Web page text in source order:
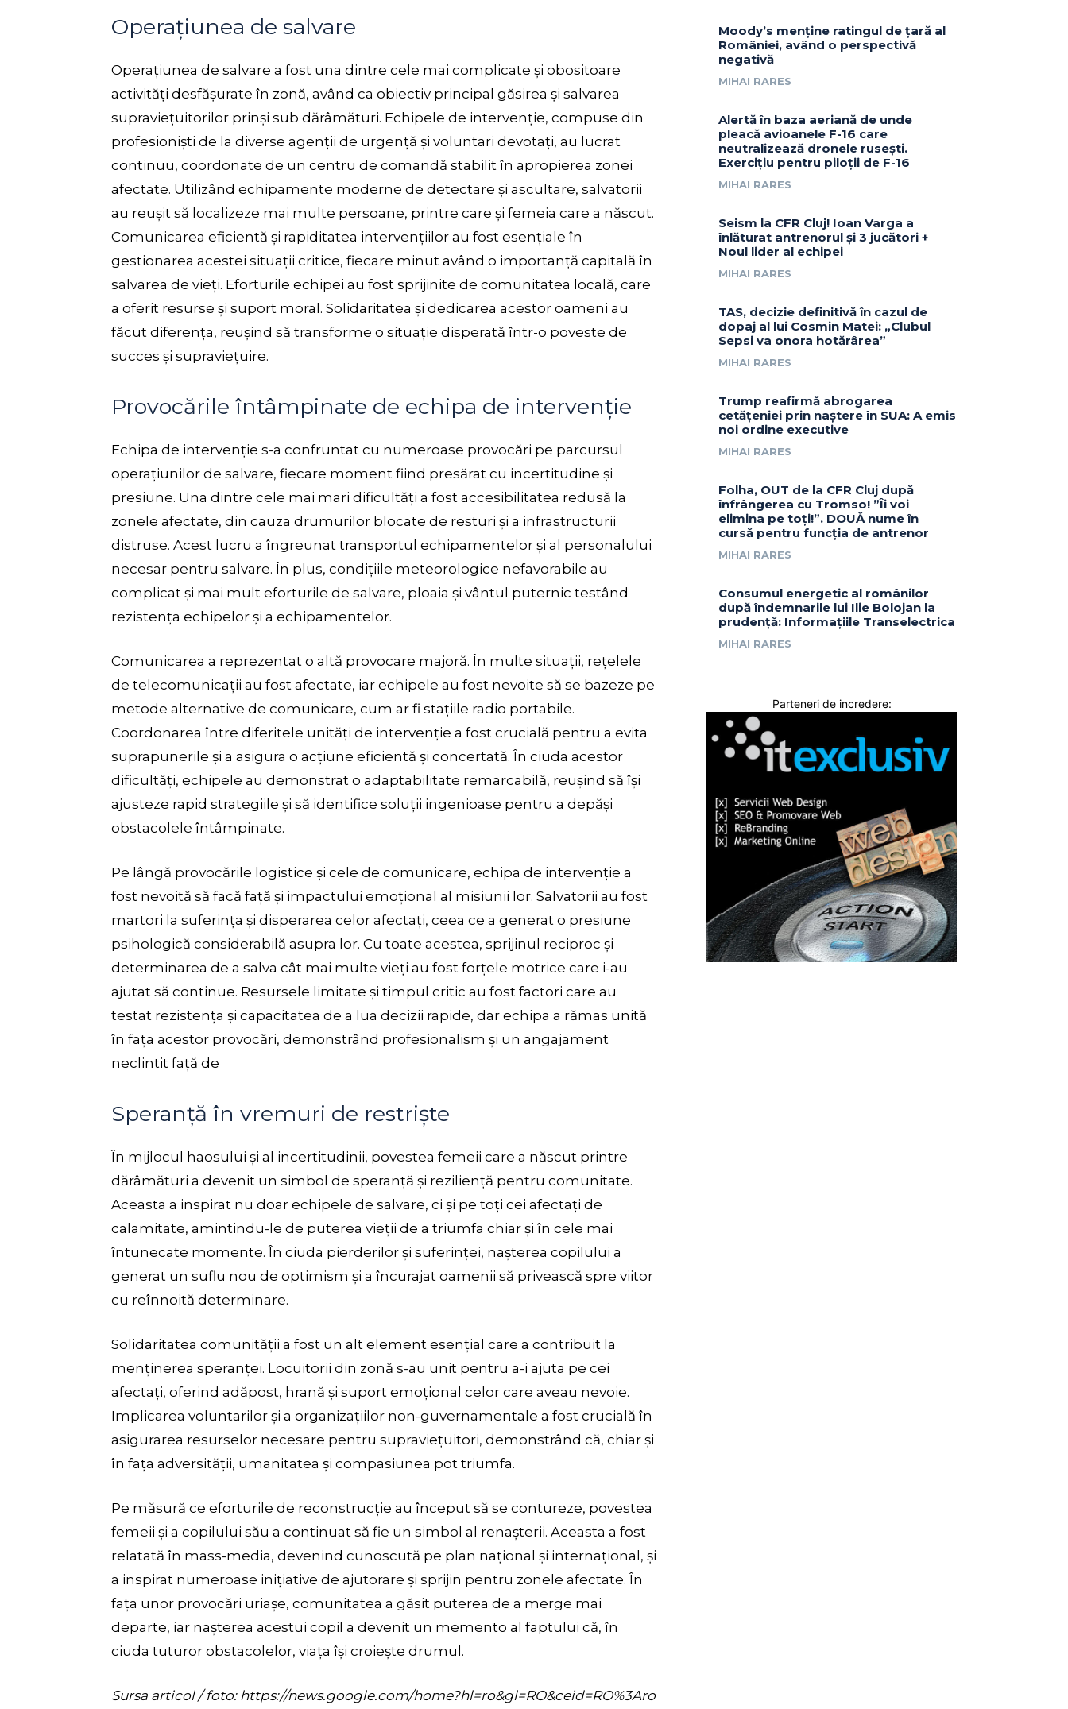
Operațiunea de salvare
Operațiunea de salvare a fost una dintre cele mai complicate și obositoare
activități desfășurate în zonă, având ca obiectiv principal găsirea și salvarea
supraviețuitorilor prinși sub dărâmături. Echipele de intervenție, compuse din
profesioniști de la diverse agenții de urgență și voluntari devotați, au lucrat
continuu, coordonate de un centru de comandă stabilit în apropierea zonei
afectate. Utilizând echipamente moderne de detectare și ascultare, salvatorii
au reușit să localizeze mai multe persoane, printre care și femeia care a născut.
Comunicarea eficientă și rapiditatea intervențiilor au fost esențiale în
gestionarea acestei situații critice, fiecare minut având o importanță capitală în
salvarea de vieți. Eforturile echipei au fost sprijinite de comunitatea locală, care
a oferit resurse și suport moral. Solidaritatea și dedicarea acestor oameni au
făcut diferența, reușind să transforme o situație disperată într-o poveste de
succes și supraviețuire.
Provocările întâmpinate de echipa de intervenție
Echipa de intervenție s-a confruntat cu numeroase provocări pe parcursul
operațiunilor de salvare, fiecare moment fiind presărat cu incertitudine și
presiune. Una dintre cele mai mari dificultăți a fost accesibilitatea redusă la
zonele afectate, din cauza drumurilor blocate de resturi și a infrastructurii
distruse. Acest lucru a îngreunat transportul echipamentelor și al personalului
necesar pentru salvare. În plus, condițiile meteorologice nefavorabile au
complicat și mai mult eforturile de salvare, ploaia și vântul puternic testând
rezistența echipelor și a echipamentelor.
Comunicarea a reprezentat o altă provocare majoră. În multe situații, rețelele
de telecomunicații au fost afectate, iar echipele au fost nevoite să se bazeze pe
metode alternative de comunicare, cum ar fi stațiile radio portabile.
Coordonarea între diferitele unități de intervenție a fost crucială pentru a evita
suprapunerile și a asigura o acțiune eficientă și concertată. În ciuda acestor
dificultăți, echipele au demonstrat o adaptabilitate remarcabilă, reușind să își
ajusteze rapid strategiile și să identifice soluții ingenioase pentru a depăși
obstacolele întâmpinate.
Pe lângă provocările logistice și cele de comunicare, echipa de intervenție a
fost nevoită să facă față și impactului emoțional al misiunii lor. Salvatorii au fost
martori la suferința și disperarea celor afectați, ceea ce a generat o presiune
psihologică considerabilă asupra lor. Cu toate acestea, sprijinul reciproc și
determinarea de a salva cât mai multe vieți au fost forțele motrice care i-au
ajutat să continue. Resursele limitate și timpul critic au fost factori care au
testat rezistența și capacitatea de a lua decizii rapide, dar echipa a rămas unită
în fața acestor provocări, demonstrând profesionalism și un angajament
neclintit față de
Speranță în vremuri de restriște
În mijlocul haosului și al incertitudinii, povestea femeii care a născut printre
dărâmături a devenit un simbol de speranță și reziliență pentru comunitate.
Aceasta a inspirat nu doar echipele de salvare, ci și pe toți cei afectați de
calamitate, amintindu-le de puterea vieții de a triumfa chiar și în cele mai
întunecate momente. În ciuda pierderilor și suferinței, nașterea copilului a
generat un suflu nou de optimism și a încurajat oamenii să privească spre viitor
cu reînnoită determinare.
Solidaritatea comunității a fost un alt element esențial care a contribuit la
menținerea speranței. Locuitorii din zonă s-au unit pentru a-i ajuta pe cei
afectați, oferind adăpost, hrană și suport emoțional celor care aveau nevoie.
Implicarea voluntarilor și a organizațiilor non-guvernamentale a fost crucială în
asigurarea resurselor necesare pentru supraviețuitori, demonstrând că, chiar și
în fața adversității, umanitatea și compasiunea pot triumfa.
Pe măsură ce eforturile de reconstrucție au început să se contureze, povestea
femeii și a copilului său a continuat să fie un simbol al renașterii. Aceasta a fost
relatată în mass-media, devenind cunoscută pe plan național și internațional, și
a inspirat numeroase inițiative de ajutorare și sprijin pentru zonele afectate. În
fața unor provocări uriașe, comunitatea a găsit puterea de a merge mai
departe, iar nașterea acestui copil a devenit un memento al faptului că, în
ciuda tuturor obstacolelor, viața își croiește drumul.
Sursa articol / foto: https://news.google.com/home?hl=ro&gl=RO&ceid=RO%3Aro
Moody’s menține ratingul de țară al
României, având o perspectivă
negativă
MIHAI RARES
Alertă în baza aeriană de unde
pleacă avioanele F-16 care
neutralizează dronele rusești.
Exercițiu pentru piloții de F-16
MIHAI RARES
Seism la CFR Cluj! Ioan Varga a
înlăturat antrenorul și 3 jucători +
Noul lider al echipei
MIHAI RARES
TAS, decizie definitivă în cazul de
dopaj al lui Cosmin Matei: „Clubul
Sepsi va onora hotărârea”
MIHAI RARES
Trump reafirmă abrogarea
cetățeniei prin naștere în SUA: A emis
noi ordine executive
MIHAI RARES
Folha, OUT de la CFR Cluj după
înfrângerea cu Tromso! ”Îi voi
elimina pe toți!”. DOUĂ nume în
cursă pentru funcția de antrenor
MIHAI RARES
Consumul energetic al românilor
după îndemnarile lui Ilie Bolojan la
prudență: Informațiile Transelectrica
MIHAI RARES
Parteneri de incredere: